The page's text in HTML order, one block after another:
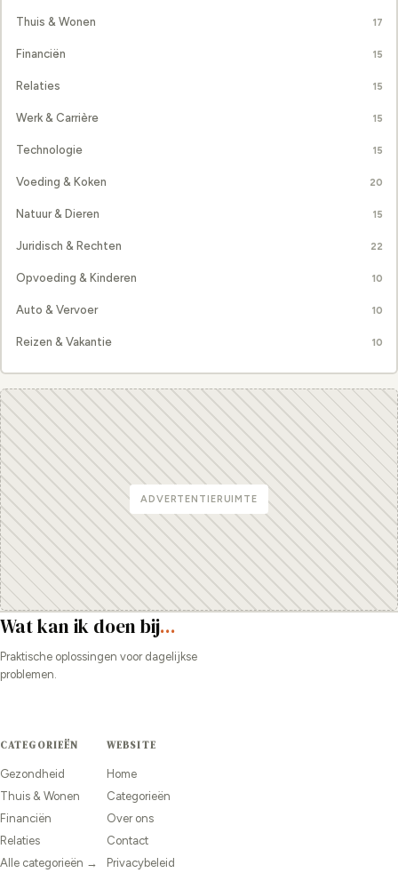
Thuis & Wonen 17
Financiën 15
Relaties 15
Werk & Carrière 15
Technologie 15
Voeding & Koken 20
Natuur & Dieren 15
Juridisch & Rechten 22
Opvoeding & Kinderen 10
Auto & Vervoer 10
Reizen & Vakantie 10
ADVERTENTIERUIMTE
Wat kan ik doen bij...
Praktische oplossingen voor dagelijkse
problemen.
CATEGORIEËN
Gezondheid
Thuis & Wonen
Financiën
Relaties
Alle categorieën →
WEBSITE
Home
Categorieën
Over ons
Contact
Privacybeleid